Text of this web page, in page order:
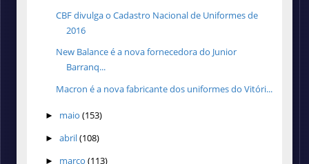
CBF divulga o Cadastro Nacional de Uniformes de
2016
New Balance é a nova fornecedora do Junior
Barranq...
Macron é a nova fabricante dos uniformes do Vitóri...
► maio (153)
► abril(108)
► março (113)